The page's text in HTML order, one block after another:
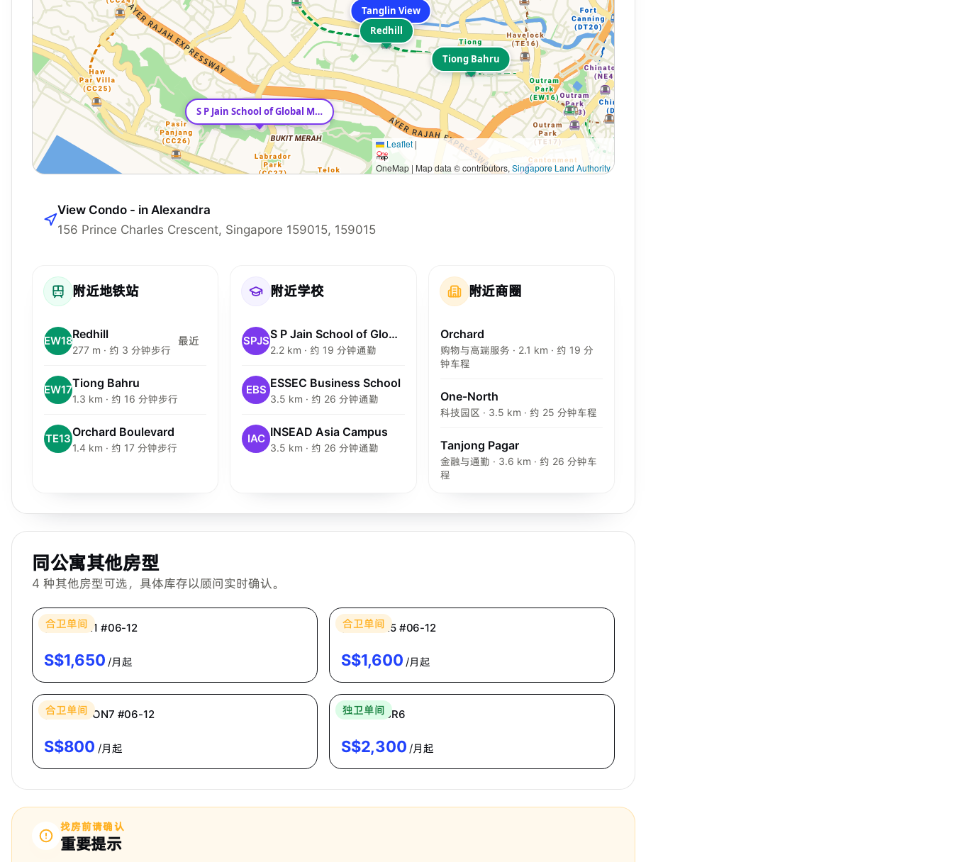
Tanglin View
Redhill
Tiong Bahru
S P Jain School of Global Management
Leaflet |
OneMap | Map data © contributors, Singapore Land Authority
View Condo - in Alexandra
156 Prince Charles Crescent, Singapore 159015, 159015
附近地铁站
EW18Redhill
277 m · 约 3 分钟步行
最近
EW17Tiong Bahru
1.3 km · 约 16 分钟步行
TE13Orchard Boulevard
1.4 km · 约 17 分钟步行
附近学校
SPJS S P Jain School of Global Management
2.2 km · 约 19 分钟通勤
EBS ESSEC Business School
3.5 km · 约 26 分钟通勤
IAC INSEAD Asia Campus
3.5 km · 约 26 分钟通勤
附近商圈
Orchard
购物与高端服务 · 2.1 km · 约 19 分
钟车程
One-North
科技园区 · 3.5 km · 约 25 分钟车程
Tanjong Pagar
金融与通勤 · 3.6 km · 约 26 分钟车
程
同公寓其他房型
4 种其他房型可选，具体库存以顾问实时确认。
合卫单间
Bespoke Habitat 共居
普通房 CR1 #06-12
S$1,650 /月起
合卫单间
普通房 CR5 #06-12
S$1,600 /月起
合卫单间
普通房 ECON7 #06-12
S$800 /月起
独卫单间
主人房 MBR6
S$2,300 /月起
找房前请确认
重要提示